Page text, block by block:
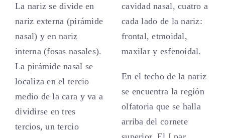
La nariz se divide en
nariz externa (pirámide
nasal) y en nariz
interna (fosas nasales).
La pirámide nasal se
localiza en el tercio
medio de la cara y va a
dividirse en tres
tercios, un tercio
cavidad nasal, cuatro a
cada lado de la nariz:
frontal, etmoidal,
maxilar y esfenoidal.
En el techo de la nariz
se encuentra la región
olfatoria que se halla
arriba del cornete